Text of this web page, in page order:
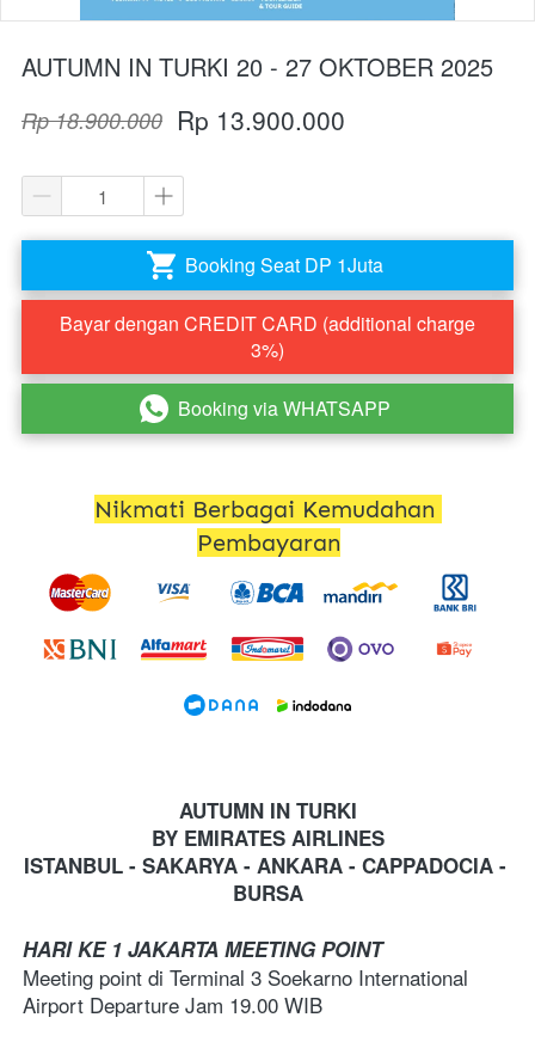
AUTUMN IN TURKI 20 - 27 OKTOBER 2025
Rp 18.900.000 Rp 13.900.000
` Booking Seat DP 1Juta
Bayar dengan CREDIT CARD (additional charge
3%)
` Booking via WHATSAPP
Nikmati Berbagai Kemudahan
Pembayaran
AUTUMN IN TURKI
BY EMIRATES AIRLINES
ISTANBUL - SAKARYA - ANKARA - CAPPADOCIA -
BURSA
HARI KE 1 JAKARTA MEETING POINT
Meeting point di Terminal 3 Soekarno International
Airport Departure Jam 19.00 WIB